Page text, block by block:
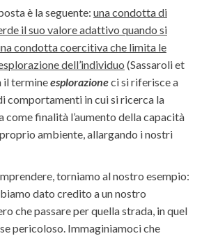
è la seguente: una condotta di
il suo valore adattivo quando si
condotta coercitiva che limita le
dell’individuo (Sassaroli et
il termineesplorazioneci si riferisce a
comportamenti in cui si ricerca la
come finalità l’aumento della capacità
ambiente, allargando i nostri
torniamo al nostro esempio:
dato credito a un nostro
che passare per quella strada, in quel
pericoloso. Immaginiamoci che